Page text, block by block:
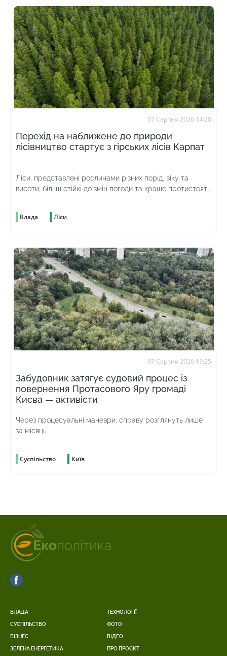
07 Серпня 2026 14:20
Перехід на наближене до природи
лісівництво стартує з гірських лісів Карпат
Ліси, представлені рослинами різних порід, віку та
висоти, більш стійкі до змін погоди та краще протистоять
Влада Ліси
07 Серпня 2026 13:25
Забудовник затягує судовий процес із
повернення Протасового Яру громаді
Києва — активісти
Через процесуальні маневри, справу розглянуть лише
за місяць
Суспільство Київ
ВЛАДА
СУСПІЛЬСТВО
БІЗНЕС
ЗЕЛЕНА ЕНЕРГЕТИКА
ТЕХНОЛОГІЇ
ФОТО
ВІДЕО
ПРО ПРОЄКТ